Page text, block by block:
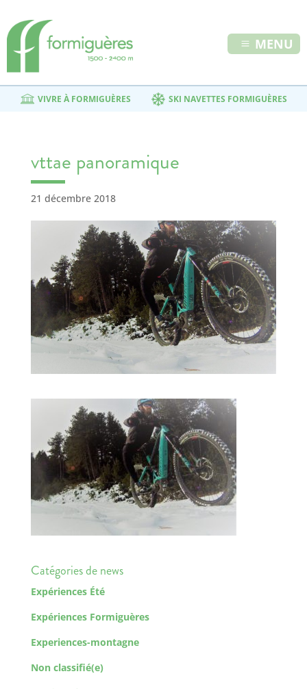
MENU
VIVRE À FORMIGUÈRES SKI NAVETTES FORMIGUÈRES
vttae panoramique
21 décembre 2018
Catégories de news
Expériences Été
Expériences Formiguères
Experiences-montagne
Non classifié(e)